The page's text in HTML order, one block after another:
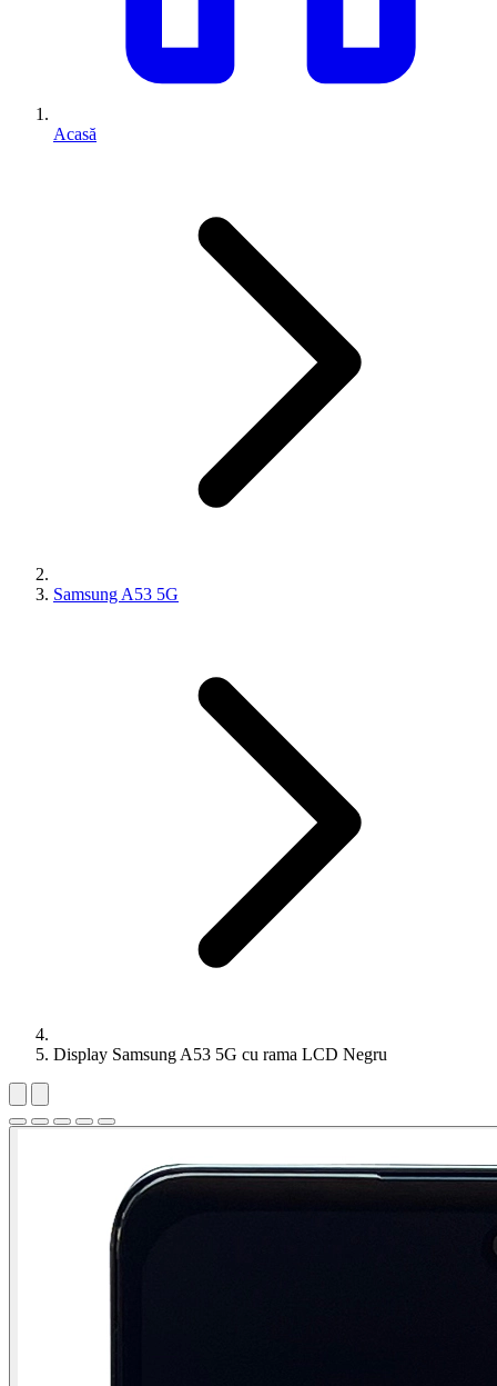
Acasă
Samsung A53 5G
Display Samsung A53 5G cu rama LCD Negru